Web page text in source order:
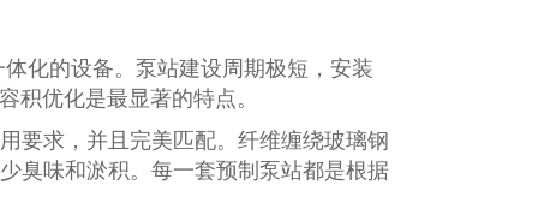
化的设备。泵站建设周期极短，安装
积优化是最显著的特点。
要求，并且完美匹配。纤维缠绕玻璃钢
臭味和淤积。每一套预制泵站都是根据